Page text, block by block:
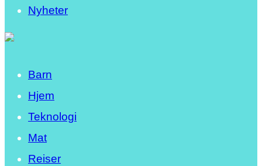
Nyheter
Barn
Hjem
Teknologi
Mat
Reiser